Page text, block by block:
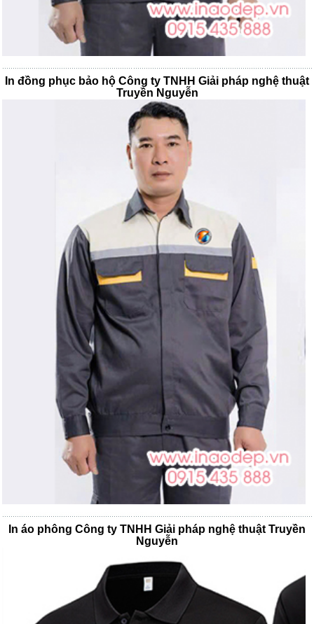
In đồng phục bảo hộ Công ty TNHH Giải pháp nghệ thuật
Truyền Nguyễn
In áo phông Công ty TNHH Giải pháp nghệ thuật Truyền
Nguyễn